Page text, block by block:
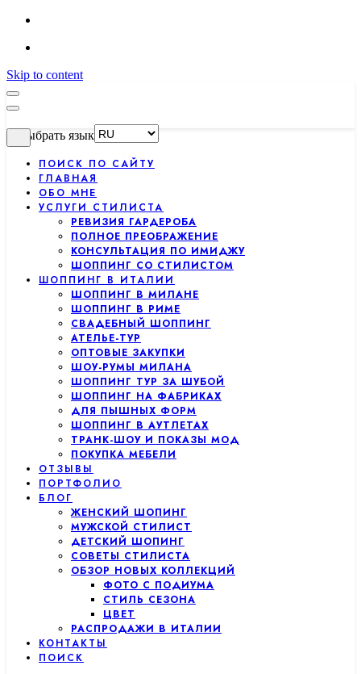
Skip to content
Выбрать язык
ПОИСК ПО САЙТУ
ГЛАВНАЯ
ОБО МНЕ
УСЛУГИ СТИЛИСТА
РЕВИЗИЯ ГАРДЕРОБА
ПОЛНОЕ ПРЕОБРАЖЕНИЕ
КОНСУЛЬТАЦИЯ ПО ИМИДЖУ
ШОППИНГ СО СТИЛИСТОМ
ШОППИНГ В ИТАЛИИ
ШОППИНГ В МИЛАНЕ
ШОППИНГ В РИМЕ
СВАДЕБНЫЙ ШОППИНГ
АТЕЛЬЕ-ТУР
ОПТОВЫЕ ЗАКУПКИ
ШОУ-РУМЫ МИЛАНА
ШОППИНГ ТУР ЗА ШУБОЙ
ШОППИНГ НА ФАБРИКАХ
ДЛЯ ПЫШНЫХ ФОРМ
ШОППИНГ В АУТЛЕТАХ
ТРАНК-ШОУ И ПОКАЗЫ МОД
ПОКУПКА МЕБЕЛИ
ОТЗЫВЫ
ПОРТФОЛИО
БЛОГ
ЖЕНСКИЙ ШОПИНГ
МУЖСКОЙ СТИЛИСТ
ДЕТСКИЙ ШОПИНГ
СОВЕТЫ СТИЛИСТА
ОБЗОР НОВЫХ КОЛЛЕКЦИЙ
ФОТО С ПОДИУМА
СТИЛЬ СЕЗОНА
ЦВЕТ
РАСПРОДАЖИ В ИТАЛИИ
КОНТАКТЫ
ПОИСК